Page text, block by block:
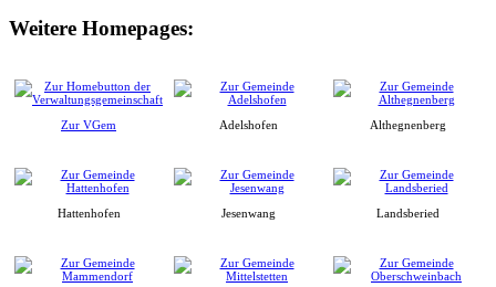
Weitere Homepages:
Zur VGem Adelshofen Althegnenberg
Hattenhofen Jesenwang Landsberied